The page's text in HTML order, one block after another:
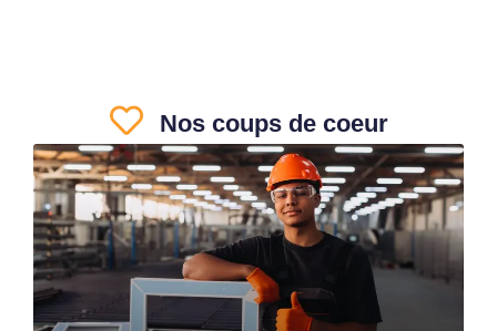
Nos coups de coeur